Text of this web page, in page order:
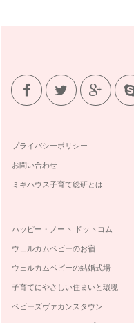
プライバシーポリシー
お問い合わせ
ミキハウス子育て総研とは
ハッピー・ノート ドットコム
ウェルカムベビーのお宿
ウェルカムベビーの結婚式場
子育てにやさしい住まいと環境
ベビーズヴァカンスタウン